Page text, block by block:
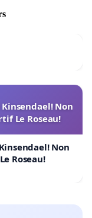
Non
Le Roseau!
Non
Roseau!